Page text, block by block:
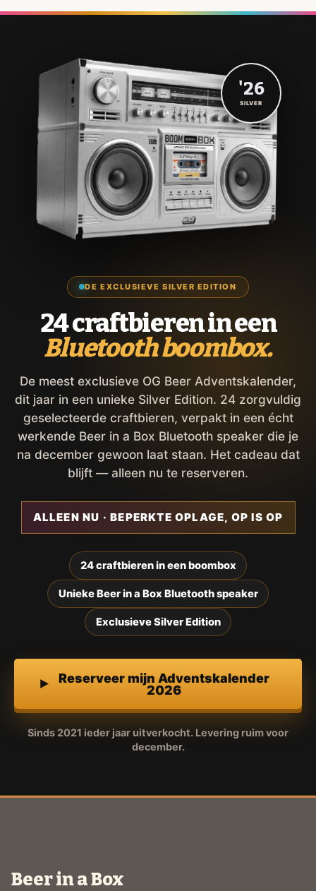
DE EXCLUSIEVE SILVER EDITION
24 craftbieren in een
Bluetooth boombox.
De meest exclusieve OG Beer Adventskalender,
dit jaar in een unieke Silver Edition. 24 zorgvuldig
geselecteerde craftbieren, verpakt in een écht
werkende Beer in a Box Bluetooth speaker die je
na december gewoon laat staan. Het cadeau dat
blijft — alleen nu te reserveren.
ALLEEN NU · BEPERKTE OPLAGE, OP IS OP
24 craftbieren in een boombox
Unieke Beer in a Box Bluetooth speaker
Exclusieve Silver Edition
Reserveer mijn Adventskalender
2026
Sinds 2021 ieder jaar uitverkocht. Levering ruim voor
december.
'26
SILVER
Beer in a Box